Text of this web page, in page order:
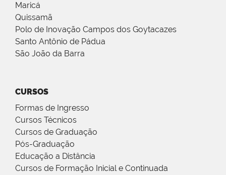
Maricá
Quissamã
Polo de Inovação Campos dos Goytacazes
Santo Antônio de Pádua
São João da Barra
CURSOS
Formas de Ingresso
Cursos Técnicos
Cursos de Graduação
Pós-Graduação
Educação a Distância
Cursos de Formação Inicial e Continuada